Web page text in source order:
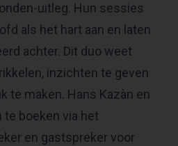
uitleg. Hun sessies
als het hart aan en laten
achter. Dit duo weet
inzichten te geven
te maken. Hans Kazàn en
boeken via het
en gastspreker voor